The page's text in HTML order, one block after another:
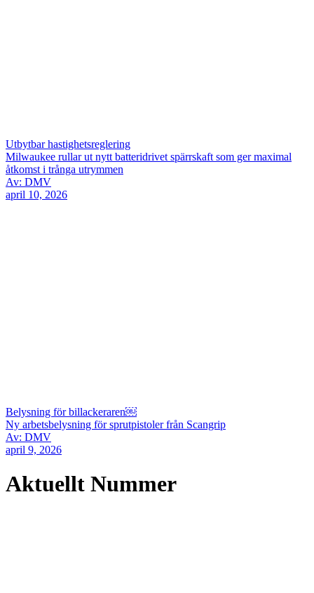
Utbytbar hastighetsreglering
Milwaukee rullar ut nytt batteridrivet spärrskaft som ger maximal
åtkomst i trånga utrymmen
Av: DMV
april 10, 2026
Belysning för billackeraren￼
Ny arbetsbelysning för sprutpistoler från Scangrip
Av: DMV
april 9, 2026
Aktuellt Nummer